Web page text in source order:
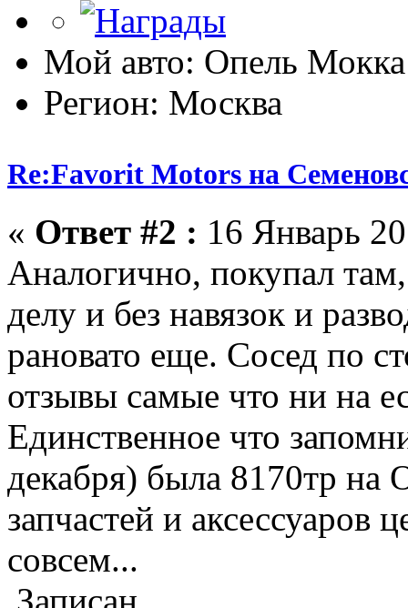
Мой авто: Опель
Регион: Москва
Re:Favorit Motors на
« Ответ #2 : 16 Январь
Аналогично, покупал
делу и без навязок и
рановато еще. Сосед по
отзывы самые что ни на
Единственное что
декабря) была 8170тр на
запчастей и
совсем...
Записан